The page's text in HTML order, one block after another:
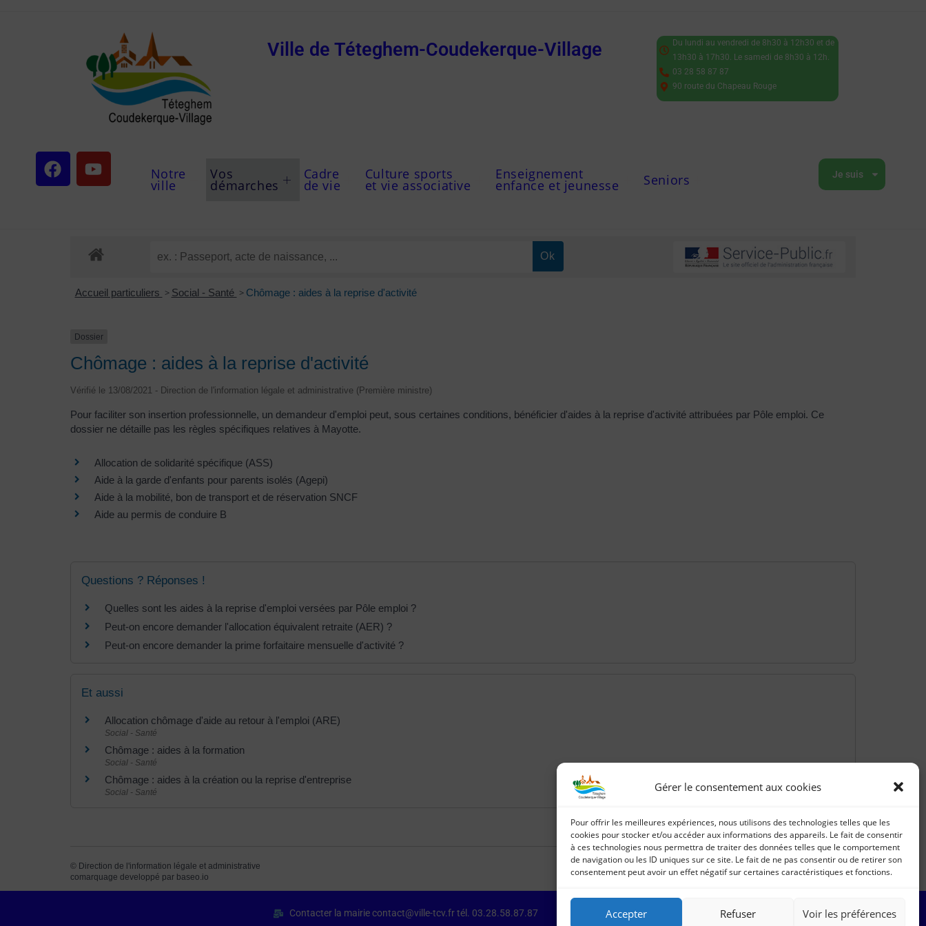
Gérer le consentement aux cookies
Pour offrir les meilleures expériences, nous utilisons des technologies telles que les
cookies pour stocker et/ou accéder aux informations des appareils. Le fait de consentir
à ces technologies nous permettra de traiter des données telles que le comportement
de navigation ou les ID uniques sur ce site. Le fait de ne pas consentir ou de retirer son
consentement peut avoir un effet négatif sur certaines caractéristiques et fonctions.
Accepter Refuser Voir les préférences
Ville de Téteghem-Coudekerque-Village
Du lundi au vendredi de 8h30 à 12h30 et de
13h30 à 17h30. Le samedi de 8h30 à 12h.
03 28 58 87 87
90 route du Chapeau Rouge
Notre
ville
Vos
démarches
Cadre
de vie
Culture sports
et vie associative
Enseignement
enfance et jeunesse Seniors Je suis
Accueil particuliers > Social - Santé > Chômage : aides à la reprise d'activité
Dossier
Chômage : aides à la reprise d'activité
Vérifié le 13/08/2021 - Direction de l'information légale et administrative (Première ministre)
Pour faciliter son insertion professionnelle, un demandeur d'emploi peut, sous certaines conditions, bénéficier d'aides à la reprise d'activité attribuées par Pôle emploi. Ce
dossier ne détaille pas les règles spécifiques relatives à Mayotte.
Allocation de solidarité spécifique (ASS)
Aide à la garde d'enfants pour parents isolés (Agepi)
Aide à la mobilité, bon de transport et de réservation SNCF
Aide au permis de conduire B
Questions ? Réponses !
Quelles sont les aides à la reprise d'emploi versées par Pôle emploi ?
Peut-on encore demander l'allocation équivalent retraite (AER) ?
Peut-on encore demander la prime forfaitaire mensuelle d'activité ?
Et aussi
Allocation chômage d'aide au retour à l'emploi (ARE)
Social - Santé
Chômage : aides à la formation
Social - Santé
Chômage : aides à la création ou la reprise d'entreprise
Social - Santé
© Direction de l'information légale et administrative
comarquage developpé par baseo.io
Contacter la mairie contact@ville-tcv.fr tél. 03.28.58.87.87